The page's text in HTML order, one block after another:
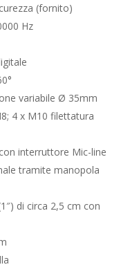
(fornito)
Hz
variabile Ø 35mm
4 x M10 filettatura
interruttore Mic-line
tramite manopola
di circa 2,5 cm con